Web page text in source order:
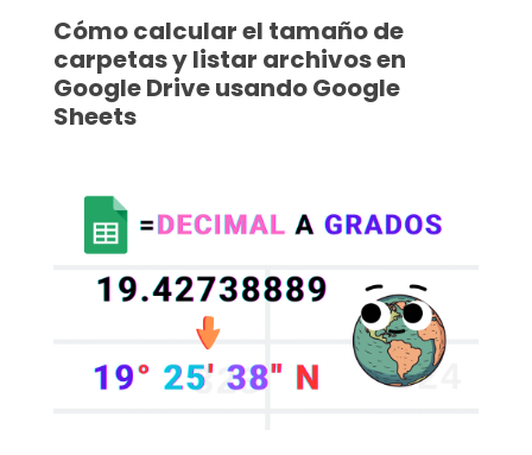
Cómo calcular el tamaño de
carpetas y listar archivos en
Google Drive usando Google
Sheets